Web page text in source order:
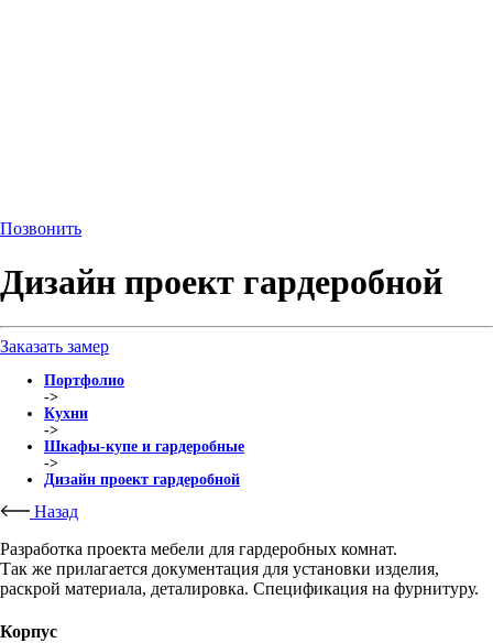
Позвонить
Дизайн проект гардеробной
Заказать замер
Портфолио
->
Кухни
->
Шкафы-купе и гардеробные
->
Дизайн проект гардеробной
Назад
Разработка проекта мебели для гардеробных комнат.
Так же прилагается документация для установки изделия,
раскрой материала, деталировка. Спецификация на фурнитуру.
Корпус